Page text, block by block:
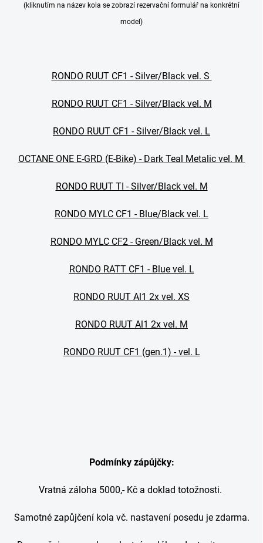
(kliknutím na název kola se zobrazí rezervační formulář na konkrétní
model)
RONDO RUUT CF1 - Silver/Black vel. S
RONDO RUUT CF1 - Silver/Black vel. M
RONDO RUUT CF1 - Silver/Black vel. L
OCTANE ONE E-GRD (E-Bike) - Dark Teal Metalic vel. M
RONDO RUUT TI - Silver/Black vel. M
RONDO MYLC CF1 - Blue/Black vel. L
RONDO MYLC CF2 - Green/Black vel. M
RONDO RATT CF1 - Blue vel. L
RONDO RUUT Al1 2x vel. XS
RONDO RUUT Al1 2x vel. M
RONDO RUUT CF1 (gen.1) - vel. L
Podmínky zápůjčky:
Vratná záloha 5000,- Kč a doklad totožnosti.
Samotné zapůjčení kola vč. nastavení posedu je zdarma.